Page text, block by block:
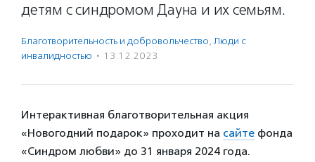
детям с синдромом Дауна и их семьям.
Благотвори­тель­ность и доброволь­чест­во, Люди с
инвалидностью · 13.12.2023
Интерактивная благотворительная акция
«Новогодний подарок» проходит на сайте фонда
«Синдром любви» до 31 января 2024 года.